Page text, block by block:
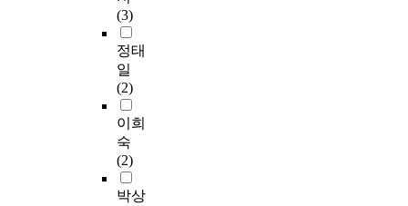
(3)
정태
일
(2)
이희
숙
(2)
박상